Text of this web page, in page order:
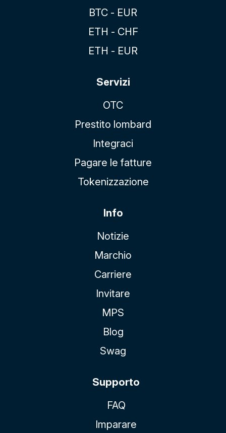
BTC - EUR
ETH - CHF
ETH - EUR
Servizi
OTC
Prestito lombard
Integraci
Pagare le fatture
Tokenizzazione
Info
Notizie
Marchio
Carriere
Invitare
MPS
Blog
Swag
Supporto
FAQ
Imparare